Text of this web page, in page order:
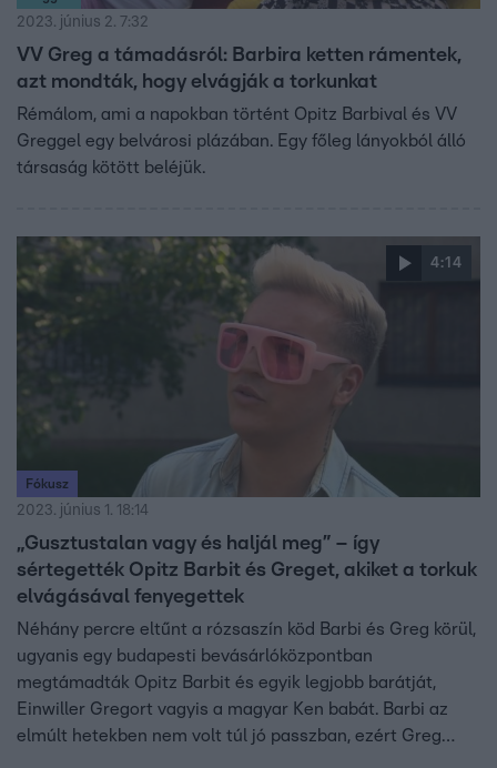
2023. június 2. 7:32
VV Greg a támadásról: Barbira ketten rámentek,
azt mondták, hogy elvágják a torkunkat
Rémálom, ami a napokban történt Opitz Barbival és VV
Greggel egy belvárosi plázában. Egy főleg lányokból álló
társaság kötött beléjük.
4:14
Fókusz
2023. június 1. 18:14
„Gusztustalan vagy és haljál meg” – így
sértegették Opitz Barbit és Greget, akiket a torkuk
elvágásával fenyegettek
Néhány percre eltűnt a rózsaszín köd Barbi és Greg körül,
ugyanis egy budapesti bevásárlóközpontban
megtámadták Opitz Barbit és egyik legjobb barátját,
Einwiller Gregort vagyis a magyar Ken babát. Barbi az
elmúlt hetekben nem volt túl jó passzban, ezért Greg